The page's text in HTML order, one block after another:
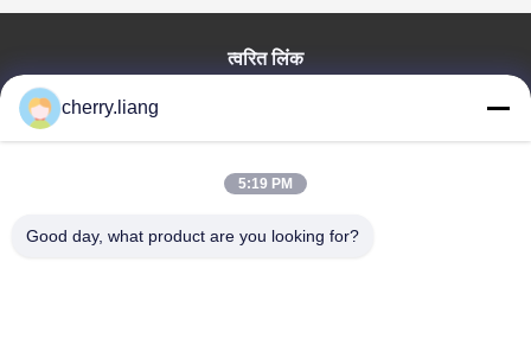
त्वरित लिंक
हमारे बारे में
cherry.liang
5:19 PM
Good day, what product are you looking for?